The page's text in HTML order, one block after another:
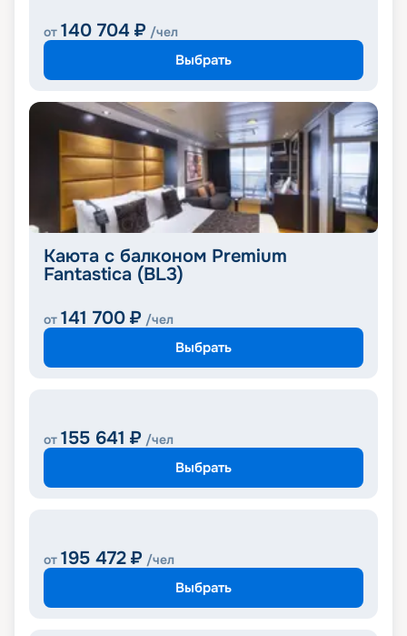
от 140 704 ₽ /чел
Выбрать
Каюта с балконом Premium
Fantastica (BL3)
от 141 700 ₽ /чел
Выбрать
от 155 641 ₽ /чел
Выбрать
от 195 472 ₽ /чел
Выбрать